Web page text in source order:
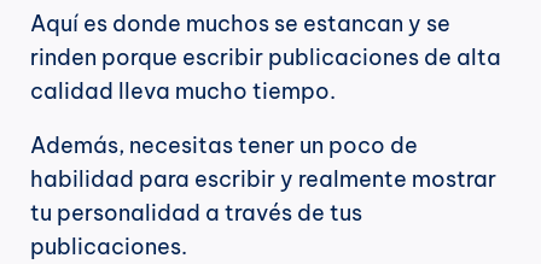
Aquí es donde muchos se estancan y se
rinden porque escribir publicaciones de alta
calidad lleva mucho tiempo.
Además, necesitas tener un poco de
habilidad para escribir y realmente mostrar
tu personalidad a través de tus
publicaciones.